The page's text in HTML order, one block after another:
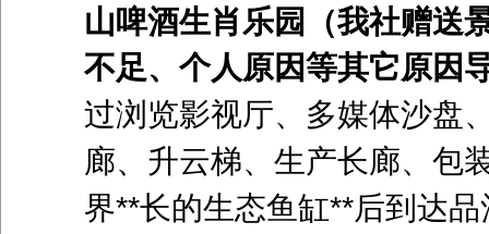
山啤酒生肖乐园
（我社赠送
不足、个人原因等其它原因
过浏览影视厅、多媒体沙盘
廊、升云梯、生产长廊、包
界**长的生态鱼缸**后到达